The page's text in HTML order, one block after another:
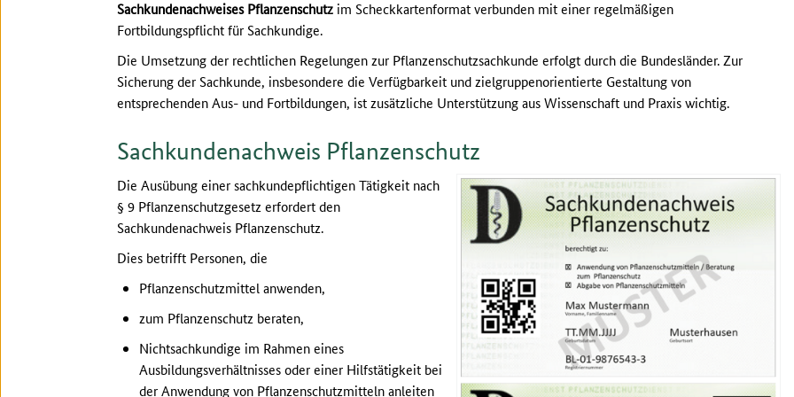
Sachkundenachweises Pflanzenschutz im Scheckkartenformat verbunden mit einer regelmäßigen
Fortbildungspflicht für Sachkundige.
Die Umsetzung der rechtlichen Regelungen zur Pflanzenschutzsachkunde erfolgt durch die Bundesländer. Zur
Sicherung der Sachkunde, insbesondere die Verfügbarkeit und zielgruppenorientierte Gestaltung von
entsprechenden Aus- und Fortbildungen, ist zusätzliche Unterstützung aus Wissenschaft und Praxis wichtig.
Sachkundenachweis Pflanzenschutz
Die Ausübung einer sachkundepflichtigen Tätigkeit nach
§ 9 Pflanzenschutzgesetz erfordert den
Sachkundenachweis Pflanzenschutz.
Dies betrifft Personen, die
Pflanzenschutzmittel anwenden,
zum Pflanzenschutz beraten,
Nichtsachkundige im Rahmen eines
Ausbildungsverhältnisses oder einer Hilfstätigkeit bei
der Anwendung von Pflanzenschutzmitteln anleiten